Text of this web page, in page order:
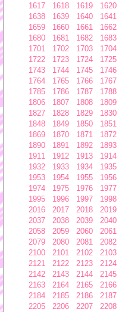
1617
1618 1619 1620
1638
1639 1640 1641
1659
1660 1661 1662
1680
1681 1682 1683
1701
1702 1703 1704
1722
1723 1724 1725
1743
1744 1745 1746
1764
1765 1766 1767
1785
1786 1787 1788
1806
1807 1808 1809
1827
1828 1829 1830
1848
1849 1850 1851
1869
1870 1871 1872
1890
1891 1892 1893
1911
1912 1913 1914
1932
1933 1934 1935
1953
1954 1955 1956
1974
1975 1976 1977
1995
1996 1997 1998
2016
2017 2018 2019
2037
2038 2039 2040
2058
2059 2060 2061
2079
2080 2081 2082
2100
2101 2102 2103
2121
2122 2123 2124
2142
2143 2144 2145
2163
2164 2165 2166
2184
2185 2186 2187
2205
2206 2207 2208